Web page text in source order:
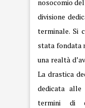
nosocomio
divisione
terminale. Si
stata fondata
una realtà
La drastica
dedicata alle
termini di